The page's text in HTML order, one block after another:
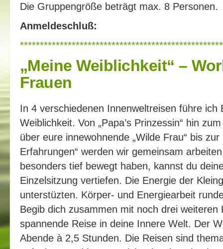
Die Gruppengröße beträgt max. 8 Personen.
Anmeldeschluß:
„Meine Weiblichkeit“ –
Frauen
In 4 verschiedenen Innenweltreisen führe ich
Weiblichkeit. Von „Papa’s Prinzessin“ hin
über eure innewohnende „Wilde Frau“ bis
Erfahrungen“ werden wir gemeinsam
besonders tief bewegt haben, kannst du
Einzelsitzung vertiefen. Die Energie der
unterstüzten. Körper- und Energiearbeit
Begib dich zusammen mit noch drei weiteren
spannende Reise in deine Innere Welt. Der
Abende à 2,5 Stunden. Die Reisen sind